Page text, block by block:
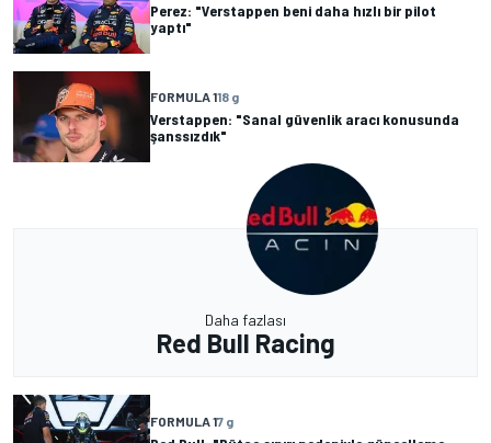
Perez: "Verstappen beni daha hızlı bir pilot
yaptı"
FORMULA 118 g
Verstappen: "Sanal güvenlik aracı konusunda
şanssızdık"
Daha fazlası
Red Bull Racing
FORMULA 17 g